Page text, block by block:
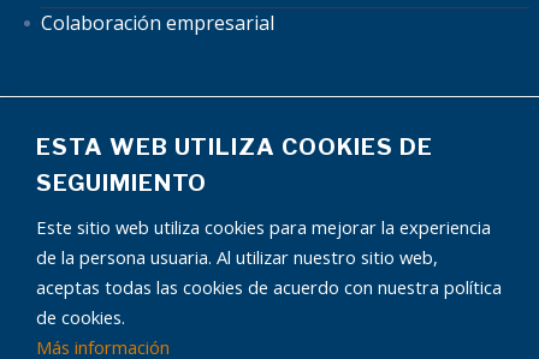
Colaboración empresarial
Mapa del sitio Aviso Legal
Política de Privacidad
Política de Cookies
Autorización uso de datos
Condiciones publicidad
ESTA WEB UTILIZA COOKIES DE
SEGUIMIENTO
Este sitio web utiliza cookies para mejorar la experiencia
de la persona usuaria. Al utilizar nuestro sitio web,
aceptas todas las cookies de acuerdo con nuestra política
de cookies.
Más información